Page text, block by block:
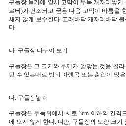
구들장 놓기에 앞서 고막이.두둑.개자리쌓
르터)가 건조되고 굳은 다음 고막이 바름을
새지 않게 보수한다. 고래바닥.개자리바닥.
다.
나. 구들장 나누어 보기
구들장은 그 크기와 두께가 알맞는 것을 골
될 수 있는대로 방의 아랫목 또는 출입이 많
다. 구들장놓기
구들장은 두둑위에서 서로 3cm 이하의 간
에 오지 않게 한다. 다만, 구들장의 모양.크기